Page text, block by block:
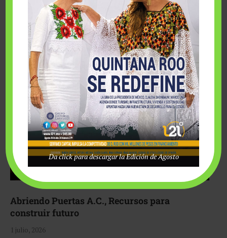
Fairmont Mayakoba y Make-A-Wish México unieron
esfuerzos para hacer realidad el deseo de una …
Abriendo Puertas A.C., Recursos para
construir futuro
1 julio, 2026
Da click para descargar la Edición de Agosto